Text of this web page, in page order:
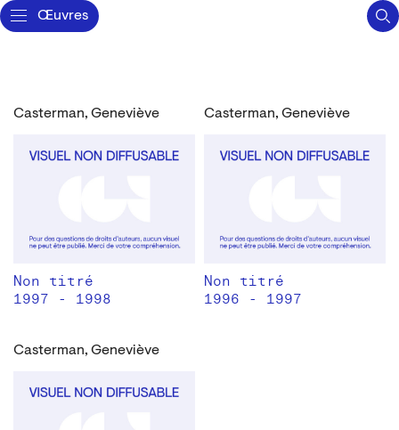
Œuvres
Casterman, Geneviève
Non titré
1997 - 1998
Casterman, Geneviève
Non titré
1996 - 1997
Casterman, Geneviève